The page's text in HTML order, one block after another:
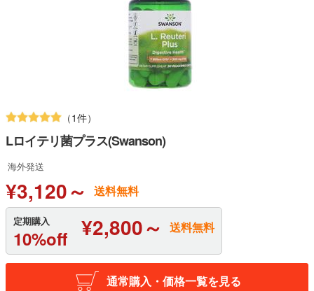
（1件）
Lロイテリ菌プラス(Swanson)
海外発送
¥3,120～ 送料無料
定期購入
10%off ¥2,800～ 送料無料
通常購入・価格一覧を見る